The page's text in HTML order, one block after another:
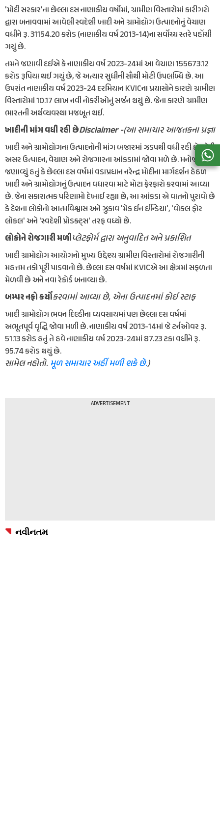
'મોદી સરકાર'ના છેલ્લા દસ નાણાકીય વર્ષોમાં, ગ્રામીણ વિસ્તારોમાં કારીગરો
દ્વારા બનાવવામાં આવેલી સ્વદેશી ખાદી અને ગ્રામોદ્યોગ ઉત્પાદનોનું વેચાણ
વધીને રૂ. 31154.20 કરોડ (નાણાકીય વર્ષ 2013-14)ના સર્વોચ્ચ સ્તરે પહોંચી
ગયું છે.
તમને જણાવી દઈએ કે નાણાકીય વર્ષ 2023-24માં આ વેચાણ 155673.12
કરોડ રૂપિયા થઈ ગયું છે, જે અત્યાર સુધીની સૌથી મોટી ઉપલબ્ધિ છે. આ
ઉપરાંત નાણાકીય વર્ષ 2023-24 દરમિયાન KVICના પ્રયાસોને કારણે ગ્રામીણ
વિસ્તારોમાં 10.17 લાખ નવી નોકરીઓનું સર્જન થયું છે. જેના કારણે ગ્રામીણ
ભારતની અર્થવ્યવસ્થા મજબૂત થઈ.
ખાદીની માંગ વધી રહી છે
ખાદી અને ગ્રામોદ્યોગના ઉત્પાદનોની માંગ બજારમાં ઝડપથી વધી રહી છે, જેની
અસર ઉત્પાદન, વેચાણ અને રોજગારના આંકડામાં જોવા મળે છે. મનોજ કુમારે
જણાવ્યું હતું કે છેલ્લા દસ વર્ષમાં વડાપ્રધાન નરેન્દ્ર મોદીના માર્ગદર્શન હેઠળ
ખાદી અને ગ્રામોદ્યોગનું ઉત્પાદન વધારવા માટે મોટા ફેરફારો કરવામાં આવ્યા
છે. જેના સકારાત્મક પરિણામો દેખાઈ રહ્યા છે, આ આંકડા એ વાતનો પુરાવો છે
કે દેશના લોકોનો આત્મવિશ્વાસ અને ઝુકાવ 'મેક ઈન ઈન્ડિયા', 'વોકલ ફોર
લોકલ' અને 'સ્વદેશી પ્રોડક્ટ્સ' તરફ વધ્યો છે.
લોકોને રોજગારી મળી
ખાદી ગ્રામોદ્યોગ આયોગનો મુખ્ય ઉદ્દેશ્ય ગ્રામીણ વિસ્તારોમાં રોજગારીની
મહત્તમ તકો પૂરી પાડવાનો છે. છેલ્લા દસ વર્ષમાં KVICએ આ ક્ષેત્રમાં સફળતા
મેળવી છે અને નવા રેકોર્ડ બનાવ્યા છે.
બમ્પર નફો કર્યો
ખાદી ગ્રામોદ્યોગ ભવન દિલ્હીના વ્યવસાયમાં પણ છેલ્લા દસ વર્ષમાં
અભૂતપૂર્વ વૃદ્ધિ જોવા મળી છે. નાણાકીય વર્ષ 2013-14માં જે ટર્નઓવર રૂ.
51.13 કરોડ હતું તે હવે નાણાકીય વર્ષ 2023-24માં 87.23 ટકા વધીને રૂ.
95.74 કરોડ થયું છે.
Disclaimer -(આ સમાચાર આજતકના પ્રજ્ઞા
પ્લેટફોર્મ દ્વારા અનુવાદિત અને પ્રકાશિત
કરવામાં આવ્યા છે, એના ઉત્પાદનમાં કોઈ સ્ટાફ
સામેલ નહોતો. મૂળ સમાચાર અહીં મળી શકે છે.)
ADVERTISEMENT
નવીનતમ